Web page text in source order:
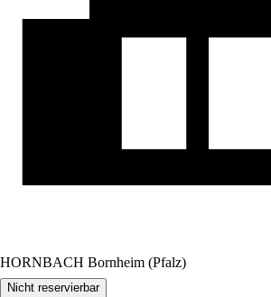
HORNBACH Bornheim (Pfalz)
Nicht reservierbar